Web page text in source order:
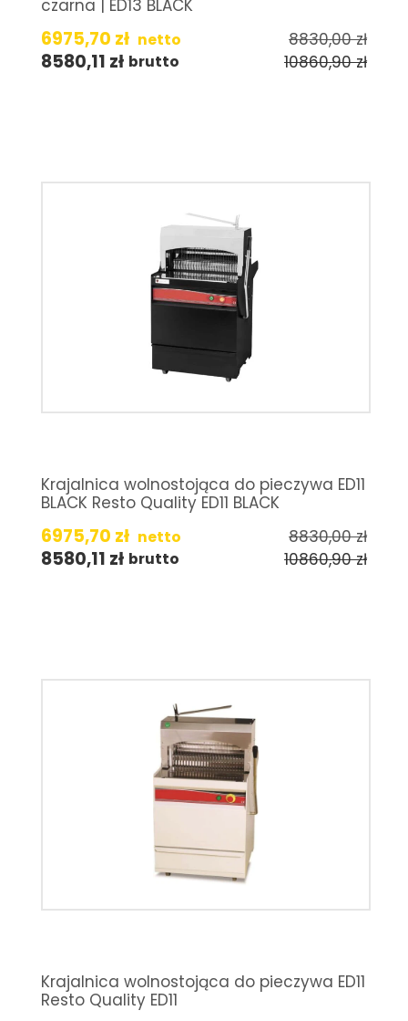
czarna | ED13 BLACK
6975,70 zł netto 8830,00zł
8580,11 zł brutto 10860,90zł
Krajalnica wolnostojąca do pieczywa ED11
BLACK Resto Quality ED11 BLACK
6975,70 zł netto 8830,00zł
8580,11 zł brutto 10860,90zł
Krajalnica wolnostojąca do pieczywa ED11
Resto Quality ED11